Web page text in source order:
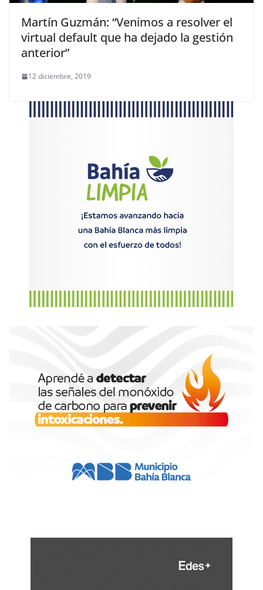
Martín Guzmán: “Venimos a resolver el
virtual default que ha dejado la gestión
anterior”
12 diciembre, 2019